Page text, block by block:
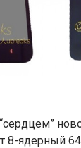
8-ядерный